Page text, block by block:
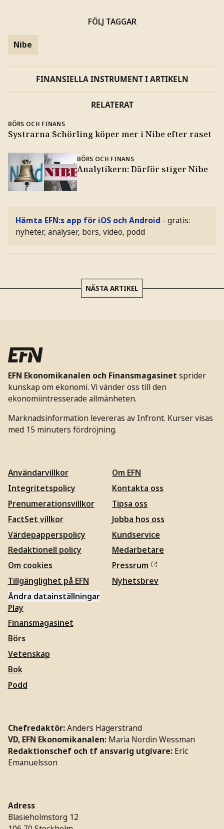
FÖLJ TAGGAR
Nibe
FINANSIELLA INSTRUMENT I ARTIKELN
RELATERAT
BÖRS OCH FINANS
Systrarna Schörling köper mer i Nibe efter raset
BÖRS OCH FINANS
Analytikern: Därför stiger Nibe
Hämta EFN:s app för iOS och Android - gratis:
nyheter, analyser, börs, video, podd
NÄSTA ARTIKEL
EFN Ekonomikanalen och Finansmagasinet sprider
kunskap om ekonomi. Vi vänder oss till den
ekonomiintresserade allmänheten.
Marknadsinformation levereras av Infront. Kurser visas
med 15 minuters fördröjning.
Användarvillkor
Integritetspolicy
Prenumerationsvillkor
FactSet villkor
Värdepapperspolicy
Redaktionell policy
Om cookies
Tillgänglighet på EFN
Ändra datainställningar
Om EFN
Kontakta oss
Tipsa oss
Jobba hos oss
Kundservice
Medarbetare
Pressrum
Nyhetsbrev
Play
Finansmagasinet
Börs
Vetenskap
Bok
Podd
Chefredaktör:Anders Hägerstrand
VD, EFN Ekonomikanalen: Maria Nordin Wessman
Redaktionschef och tf ansvarig utgivare: Eric
Emanuelsson
Adress
Blasieholmstorg 12